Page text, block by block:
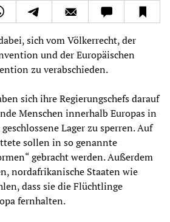
sich vom Völkerrecht, der
und der Europäischen
zu verabschieden.
sich ihre Regierungschefs darauf
Menschen innerhalb Europas in
Lager zu sperren. Auf
sollen in so genannte
gebracht werden. Außerdem
nordafrikanische Staaten wie
dass sie die Flüchtlinge
fernhalten.